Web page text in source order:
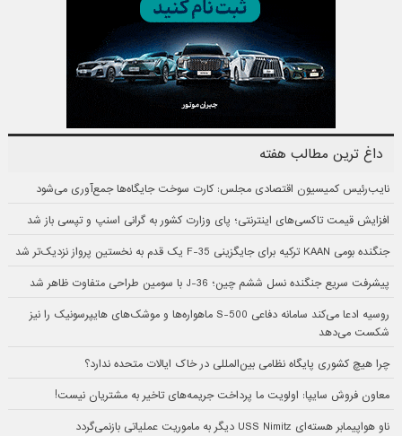
داغ ترین مطالب هفته
نایب‌رئیس کمیسیون اقتصادی مجلس: کارت سوخت جایگاه‌ها جمع‌آوری می‌شود
افزایش قیمت تاکسی‌های اینترنتی؛ پای وزارت کشور به گرانی اسنپ و تپسی باز شد
جنگنده بومی KAAN ترکیه برای جایگزینی F-35 یک قدم به نخستین پرواز نزدیک‌تر شد
پیشرفت سریع جنگنده نسل ششم چین؛ J-36 با سومین طراحی متفاوت ظاهر شد
روسیه ادعا می‌کند سامانه دفاعی S-500 ماهواره‌ها و موشک‌های هایپرسونیک را نیز
شکست می‌دهد
چرا هیچ کشوری پایگاه نظامی بین‌المللی در خاک ایالات متحده ندارد؟
معاون فروش سایپا: اولویت ما پرداخت جریمه‌های تاخیر به مشتریان نیست!
ناو هواپیمابر هسته‌ای USS Nimitz دیگر به ماموریت عملیاتی بازنمی‌گردد